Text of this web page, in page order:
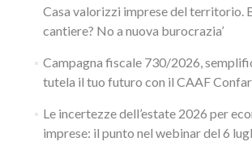
Casa valorizzi imprese del territorio.
cantiere? No a nuova burocrazia’
Campagna fiscale 730/2026,
tutela il tuo futuro con il CAAF
Le incertezze dell’estate 2026 per
imprese: il punto nel webinar del 6